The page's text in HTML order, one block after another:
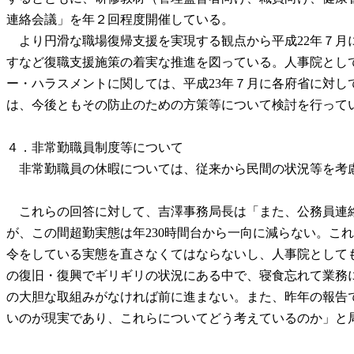
連絡会議」を年２回程度開催している。
より円滑な職場復帰支援を実現する観点から平成22年７
すなど復職支援施策の着実な推進を図っている。人事院と
ー・ハラスメントに関しては、平成23年７月に各府省に対
は、今後ともその防止のための方策等について検討を行って
４．非常勤職員制度等について
非常勤職員の休暇については、従来から民間の状況等を
これらの回答に対して、吉澤事務局長は「また、公務員連
が、この間超勤実態は年230時間台から一向に減らない。こ
令をしている実態を直さなくてはならないし、人事院とし
の復旧・復興でギリギリの状況にある中で、寝食忘れて業
の大胆な取組みがなければ前に進まない。また、昨年の報
いのが現実であり、これらについてどう考えているのか」と